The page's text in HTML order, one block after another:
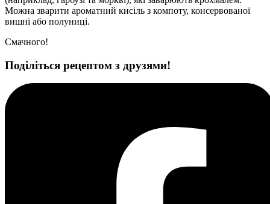
Можна зварити ароматний кисіль з компоту, консервованої
вишні або полуниці.
Смачного!
Поділіться рецептом з друзями!